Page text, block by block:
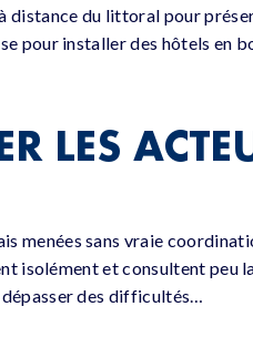
distance du littoral pour
pour installer des hôtels en
LES
menées sans vraie
isolément et consultent peu
des difficultés…